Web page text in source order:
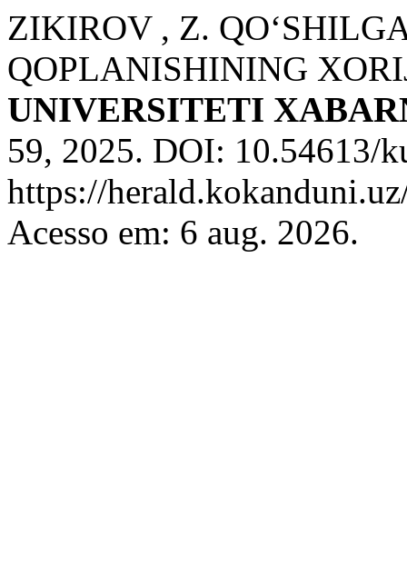
ZIKIROV , Z.
QOPLANISHINING
UNIVERSITETI
59, 2025. DOI: 10.54613/
https://
Acesso em: 6 aug. 2026.